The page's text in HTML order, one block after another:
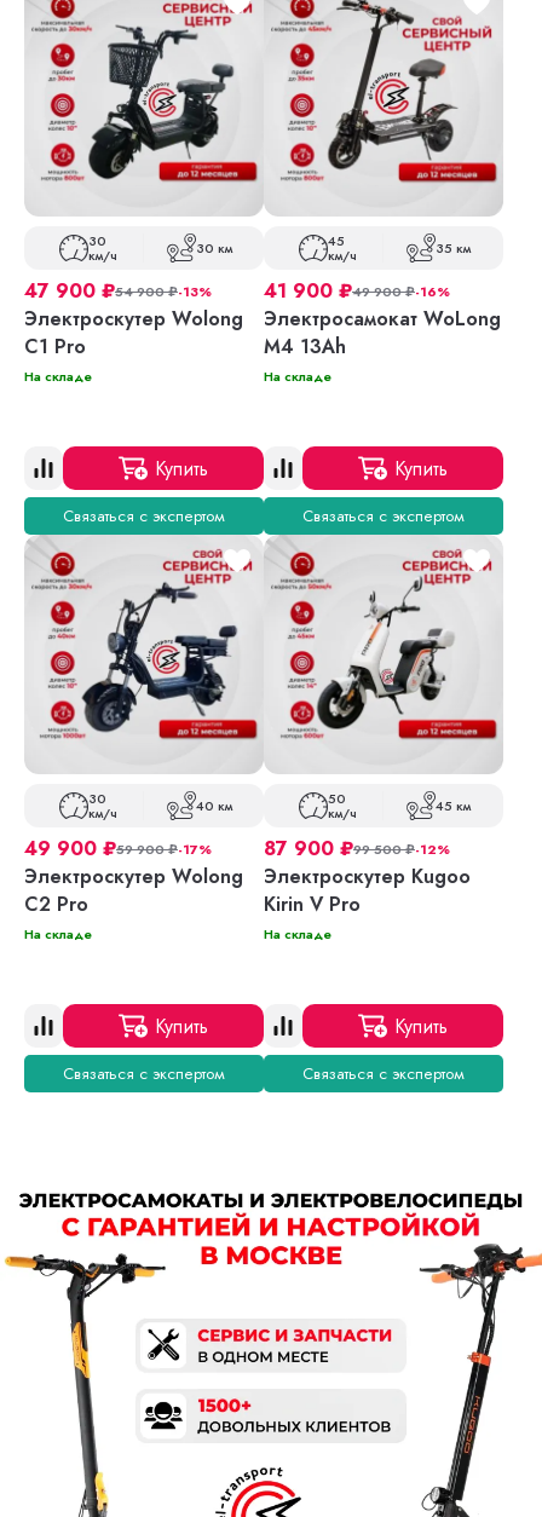
30
км/ч 30 км
47 900 ₽54 900₽-13%
Электроскутер Wolong
C1 Pro
На складе
Купить
Связаться с экспертом
45
км/ч 35 км
41 900 ₽49 900₽-16%
Электросамокат WoLong
M4 13Ah
На складе
Купить
Связаться с экспертом
30
км/ч 40 км
49 900 ₽59 900₽-17%
Электроскутер Wolong
C2 Pro
На складе
Купить
Связаться с экспертом
50
км/ч 45 км
87 900 ₽99 500₽-12%
Электроскутер Kugoo
Kirin V Pro
На складе
Купить
Связаться с экспертом